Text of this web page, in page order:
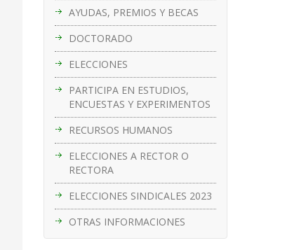
AYUDAS, PREMIOS Y BECAS
DOCTORADO
ELECCIONES
PARTICIPA EN ESTUDIOS,
ENCUESTAS Y EXPERIMENTOS
RECURSOS HUMANOS
ELECCIONES A RECTOR O
RECTORA
ELECCIONES SINDICALES 2023
OTRAS INFORMACIONES